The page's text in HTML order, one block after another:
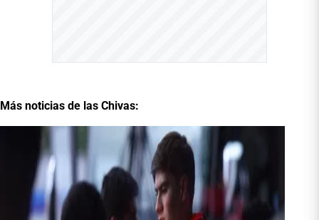
Más noticias de las Chivas: